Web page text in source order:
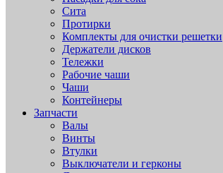
Сита
Протирки
Комплекты для очистки решетки
Держатели дисков
Тележки
Рабочие чаши
Чаши
Контейнеры
Запчасти
Валы
Винты
Втулки
Выключатели и герконы